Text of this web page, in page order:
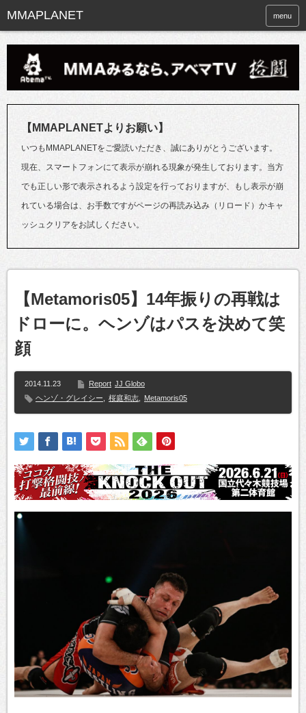
menu
【MMAPLANETよりお願い】
いつもMMAPLANETをご愛読いただき、誠にありがとうございます。
現在、スマートフォンにて表示が崩れる現象が発生しております。当方
でも正しい形で表示されるよう設定を行っておりますが、もし表示が崩
れている場合は、お手数ですがページの再読み込み（リロード）かキャ
ッシュクリアをお試しください。
【Metamoris05】14年振りの再戦は
ドローに。ヘンゾはパスを決めて笑
顔
2014.11.23 Report JJ Globo
ヘンゾ・グレイシー
桜庭和志 Metamoris05